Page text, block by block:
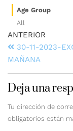
Age Group
All
ANTERIOR
30-11-2023-
MAÑANA
Deja una
Tu dirección de
obligatorios están